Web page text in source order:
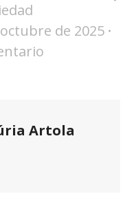
de 2025
Artola